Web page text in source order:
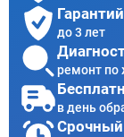
до 3 лет
ремонт по
в день